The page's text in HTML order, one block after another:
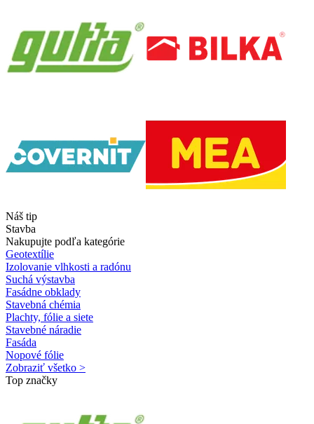
Náš tip
Stavba
Nakupujte podľa kategórie
Geotextílie
Izolovanie vlhkosti a radónu
Suchá výstavba
Fasádne obklady
Stavebná chémia
Plachty, fólie a siete
Stavebné náradie
Fasáda
Nopové fólie
Zobraziť všetko >
Top značky